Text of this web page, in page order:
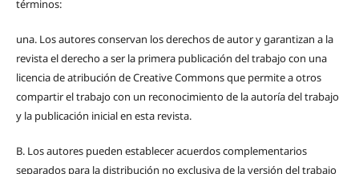
términos:
una. Los autores conservan los derechos de autor y garantizan a la
revista el derecho a ser la primera publicación del trabajo con una
licencia de atribución de Creative Commons que permite a otros
compartir el trabajo con un reconocimiento de la autoría del trabajo
y la publicación inicial en esta revista.
B. Los autores pueden establecer acuerdos complementarios
separados para la distribución no exclusiva de la versión del trabajo